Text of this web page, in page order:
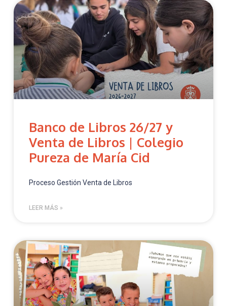
Banco de Libros 26/27 y
Venta de Libros | Colegio
Pureza de María Cid
Proceso Gestión Venta de Libros
LEER MÁS »